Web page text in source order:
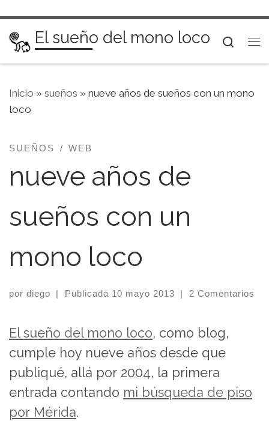
Saltar al contenido
El sueño del mono loco
Inicio » sueños » nueve años de sueños con un mono
loco
SUEÑOS WEB
nueve años de
sueños con un
mono loco
por diego | Publicada 10 mayo 2013 | 2 Comentarios
El sueño del mono loco, como blog,
cumple hoy nueve años desde que
publiqué, allá por 2004, la primera
entrada contando mi búsqueda de piso
por Mérida.